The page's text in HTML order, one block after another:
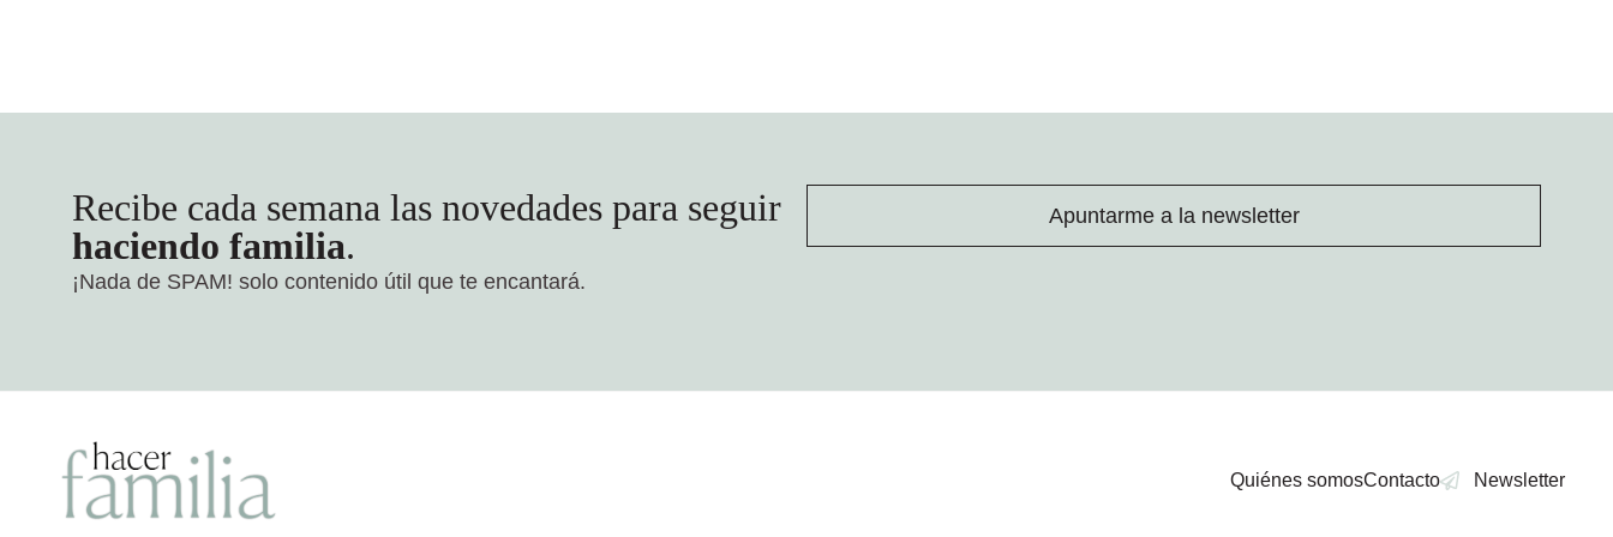
Recibe cada semana las novedades para seguir
haciendo familia.
¡Nada de SPAM! solo contenido útil que te encantará.
Apuntarme a la newsletter
Quiénes somosContacto Newsletter